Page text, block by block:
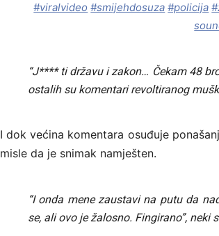
#viralvideo #smijehdosuza #policija
“J**** ti državu i zakon… Čekam 48
ostalih su komentari revoltiranog
I dok većina komentara osuđuje
misle da je snimak namješten.
“I onda mene zaustavi na putu da
se, ali ovo je žalosno. Fingirano”,